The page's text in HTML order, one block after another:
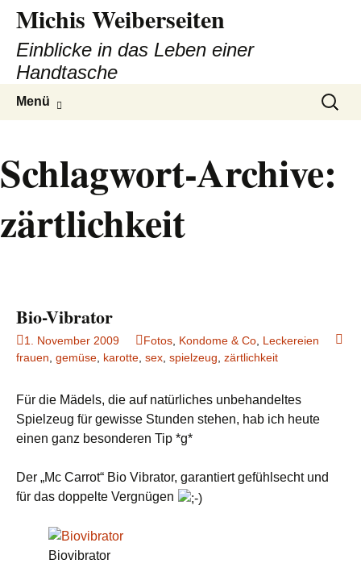
Michis Weiberseiten
Einblicke in das Leben einer
Handtasche
Menü
Suchen
nach:
Schlagwort-Archive:
zärtlichkeit
Bio-Vibrator
1. November 2009 Fotos Kondome & Co Leckereien
frauen gemüse karotte sex spielzeug zärtlichkeit
Für die Mädels, die auf natürliches unbehandeltes
Spielzeug für gewisse Stunden stehen, hab ich heute
einen ganz besonderen Tip *g*
Der „Mc Carrot“ Bio Vibrator, garantiert gefühlsecht und
für das doppelte Vergnügen
Biovibrator